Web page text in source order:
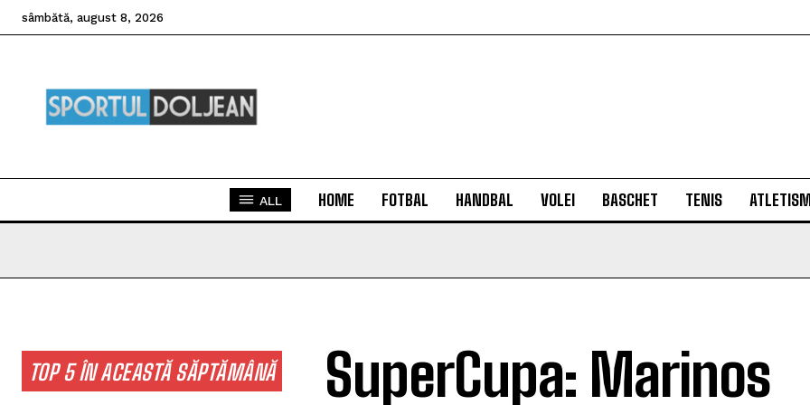
sâmbătă, august 8, 2026
ALL HOME FOTBAL HANDBAL VOLEI BASCHET TENIS
TOP 5 ÎN ACEASTĂ SĂPTĂMÂNĂ
SuperCupa: Marinos